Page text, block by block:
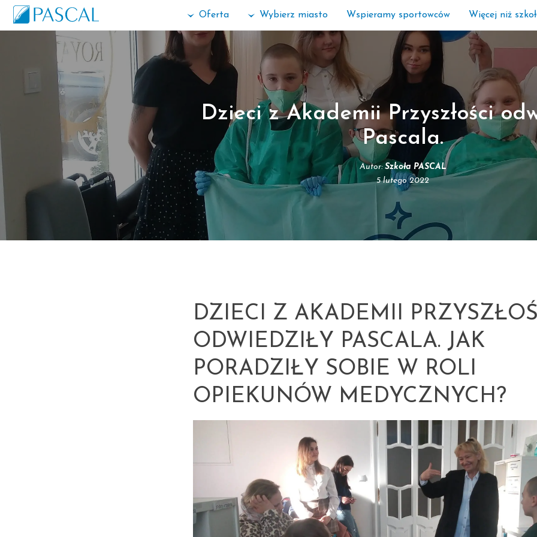
Oferta Wybierz miasto Wspieramy sportowców Więcej niż
Dzieci z Akademii Przyszłości
Pascala.
Autor: Szkoła PASCAL
5 lutego 2022
DZIECI Z AKADEMII
ODWIEDZIŁY PASCALA. JAK
PORADZIŁY SOBIE W ROLI
OPIEKUNÓW MEDYCZNYCH?